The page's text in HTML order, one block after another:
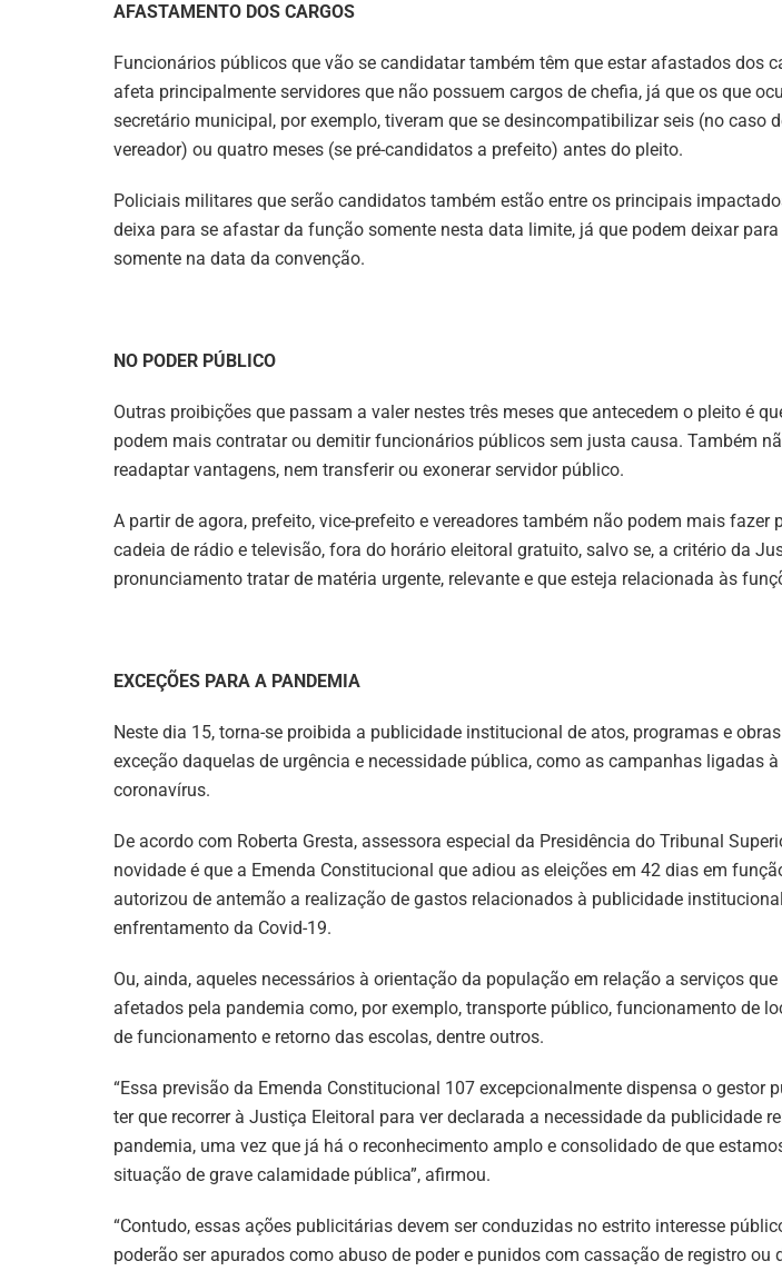
AFASTAMENTO DOS CARGOS
Funcionários públicos que vão se candidatar também têm que estar afastados dos
afeta principalmente servidores que não possuem cargos de chefia, já que os que
secretário municipal, por exemplo, tiveram que se desincompatibilizar seis (no caso
vereador) ou quatro meses (se pré-candidatos a prefeito) antes do pleito.
Policiais militares que serão candidatos também estão entre os principais
deixa para se afastar da função somente nesta data limite, já que podem deixar
somente na data da convenção.
NO PODER PÚBLICO
Outras proibições que passam a valer nestes três meses que antecedem o pleito é
podem mais contratar ou demitir funcionários públicos sem justa causa. Também
readaptar vantagens, nem transferir ou exonerar servidor público.
A partir de agora, prefeito, vice-prefeito e vereadores também não podem mais fazer
cadeia de rádio e televisão, fora do horário eleitoral gratuito, salvo se, a critério da
pronunciamento tratar de matéria urgente, relevante e que esteja relacionada às
EXCEÇÕES PARA A PANDEMIA
Neste dia 15, torna-se proibida a publicidade institucional de atos, programas e
exceção daquelas de urgência e necessidade pública, como as campanhas ligadas
coronavírus.
De acordo com Roberta Gresta, assessora especial da Presidência do Tribunal
novidade é que a Emenda Constitucional que adiou as eleições em 42 dias em
autorizou de antemão a realização de gastos relacionados à publicidade
enfrentamento da Covid-19.
Ou, ainda, aqueles necessários à orientação da população em relação a serviços
afetados pela pandemia como, por exemplo, transporte público, funcionamento de
de funcionamento e retorno das escolas, dentre outros.
“Essa previsão da Emenda Constitucional 107 excepcionalmente dispensa o gestor
ter que recorrer à Justiça Eleitoral para ver declarada a necessidade da publicidade
pandemia, uma vez que já há o reconhecimento amplo e consolidado de que
situação de grave calamidade pública”, afirmou.
“Contudo, essas ações publicitárias devem ser conduzidas no estrito interesse
poderão ser apurados como abuso de poder e punidos com cassação de registro ou